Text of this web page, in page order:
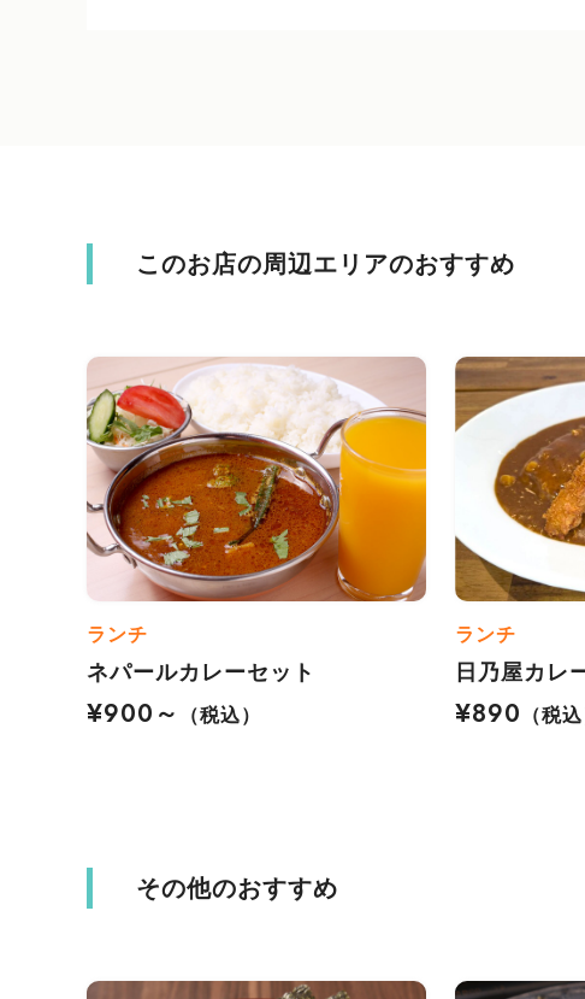
このお店の周辺エリアのおすすめ
ランチ
ネパールカレーセット
¥900～
（税込）
ランチ
日乃屋カレ
¥890
（税込
その他のおすすめ